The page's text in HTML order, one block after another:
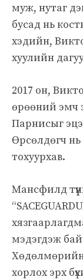
муж, нутаг
бусад нь
хэдийн,
хуулийн
2017 он,
өрөөний эмч
Парнисыг
Өрсөлдөгч
тохуурхав.
Мансфилд
мэдэгдэж
хорлох эрх